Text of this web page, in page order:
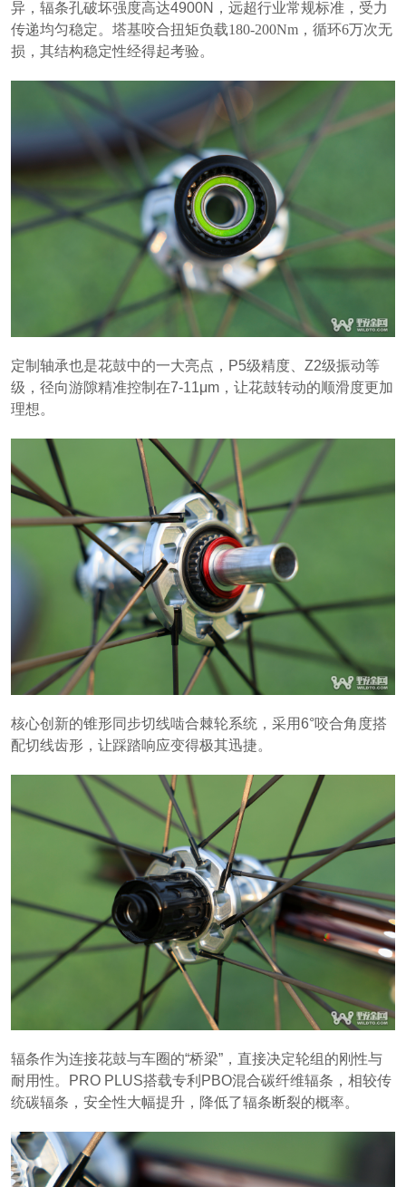
异，辐条孔破坏强度高达4900N，远超行业常规标准，受力
传递均匀稳定。 塔基咬合扭矩负载180-200Nm，循环6万次无
损， 其结构稳定性经得起考验。
定制轴承也是花鼓中的一大亮点，P5级精度、Z2级振动等
级，径向游隙精准控制在7-11μm，让花鼓转动的顺滑度更加
理想。
核心创新的锥形同步切线啮合棘轮系统，采用6°咬合角度搭
配切线齿形，让踩踏响应变得极其迅捷。
辐条作为连接花鼓与车圈的“桥梁”，直接决定轮组的刚性与
耐用性。PRO PLUS搭载专利PBO混合碳纤维辐条，相较传
统碳辐条，安全性大幅提升，降低了辐条断裂的概率。